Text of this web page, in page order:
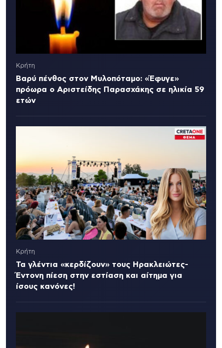
Κρήτη
Βαρύ πένθος στον Μυλοπόταμο: «Έφυγε»
πρόωρα ο Αριστείδης Παρασχάκης σε ηλικία 59
ετών
Κρήτη
Τα γλέντια «κερδίζουν» τους Ηρακλειώτες-
Έντονη πίεση στην εστίαση και αίτημα για
ίσους κανόνες!